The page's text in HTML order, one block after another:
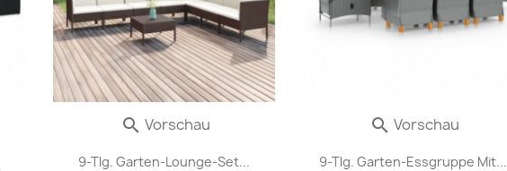
9-Tlg. Garten-Lounge-Set...
 Vorschau
9-Tlg. Garten-Essgruppe Mit...
 Vorschau